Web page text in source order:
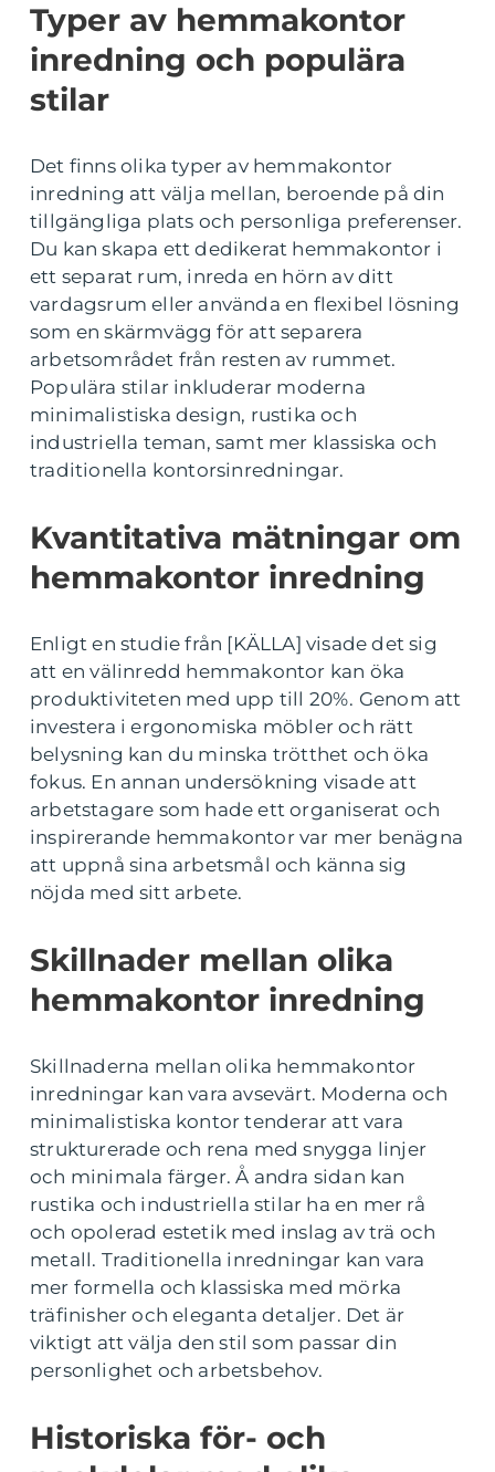
Typer av hemmakontor
inredning och populära
stilar
Det finns olika typer av hemmakontor
inredning att välja mellan, beroende på din
tillgängliga plats och personliga preferenser.
Du kan skapa ett dedikerat hemmakontor i
ett separat rum, inreda en hörn av ditt
vardagsrum eller använda en flexibel lösning
som en skärmvägg för att separera
arbetsområdet från resten av rummet.
Populära stilar inkluderar moderna
minimalistiska design, rustika och
industriella teman, samt mer klassiska och
traditionella kontorsinredningar.
Kvantitativa mätningar om
hemmakontor inredning
Enligt en studie från [KÄLLA] visade det sig
att en välinredd hemmakontor kan öka
produktiviteten med upp till 20%. Genom att
investera i ergonomiska möbler och rätt
belysning kan du minska trötthet och öka
fokus. En annan undersökning visade att
arbetstagare som hade ett organiserat och
inspirerande hemmakontor var mer benägna
att uppnå sina arbetsmål och känna sig
nöjda med sitt arbete.
Skillnader mellan olika
hemmakontor inredning
Skillnaderna mellan olika hemmakontor
inredningar kan vara avsevärt. Moderna och
minimalistiska kontor tenderar att vara
strukturerade och rena med snygga linjer
och minimala färger. Å andra sidan kan
rustika och industriella stilar ha en mer rå
och opolerad estetik med inslag av trä och
metall. Traditionella inredningar kan vara
mer formella och klassiska med mörka
träfinisher och eleganta detaljer. Det är
viktigt att välja den stil som passar din
personlighet och arbetsbehov.
Historiska för- och